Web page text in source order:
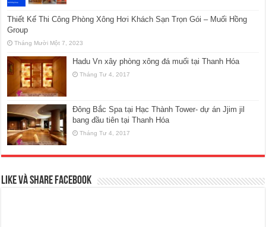
Thiết Kế Thi Công Phòng Xông Hơi Khách Sạn Trọn Gói – Muối Hồng
Group
Tháng Mười Một 7, 2023
Hadu Vn xây phòng xông đá muối tại Thanh Hóa
Tháng Tư 4, 2017
Đông Bắc Spa tại Hạc Thành Tower- dự án Jjim jil
bang đầu tiên tại Thanh Hóa
Tháng Tư 4, 2017
Like và Share Facebook